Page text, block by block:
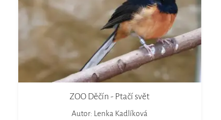
ZOO Děčín - Ptačí svět
Autor: Lenka Kadlíková